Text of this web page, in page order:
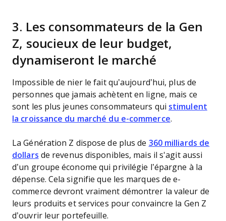
3. Les consommateurs de la Gen
Z, soucieux de leur budget,
dynamiseront le marché
Impossible de nier le fait qu’aujourd’hui, plus de
personnes que jamais achètent en ligne, mais ce
sont les plus jeunes consommateurs qui stimulent
la croissance du marché du e-commerce.
La Génération Z dispose de plus de 360 milliards de
dollars de revenus disponibles, mais il s'agit aussi
d’un groupe économe qui privilégie l’épargne à la
dépense. Cela signifie que les marques de e-
commerce devront vraiment démontrer la valeur de
leurs produits et services pour convaincre la Gen Z
d’ouvrir leur portefeuille.